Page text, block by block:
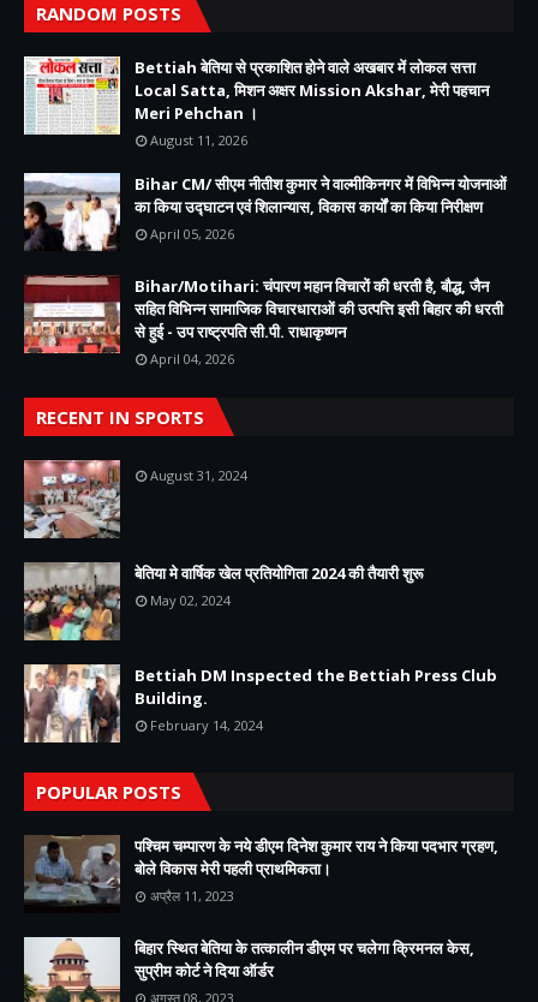
RANDOM POSTS
Bettiah बेतिया से प्रकाशित होने वाले अखबार में लोकल सत्ता
Local Satta, मिशन अक्षर Mission Akshar, मेरी पहचान
Meri Pehchan ।
August 11, 2026
Bihar CM/ सीएम नीतीश कुमार ने वाल्मीकिनगर में विभिन्न योजनाओं
का किया उद्घाटन एवं शिलान्यास, विकास कार्यों का किया निरीक्षण
April 05, 2026
Bihar/Motihari: चंपारण महान विचारों की धरती है, बौद्ध, जैन
सहित विभिन्न सामाजिक विचारधाराओं की उत्पत्ति इसी बिहार की धरती
से हुई - उप राष्ट्रपति सी.पी. राधाकृष्णन
April 04, 2026
RECENT IN SPORTS
August 31, 2024
बेतिया मे वार्षिक खेल प्रतियोगिता 2024 की तैयारी शुरू
May 02, 2024
Bettiah DM Inspected the Bettiah Press Club
Building.
February 14, 2024
POPULAR POSTS
पश्चिम चम्पारण के नये डीएम दिनेश कुमार राय ने किया पदभार ग्रहण,
बोले विकास मेरी पहली प्राथमिकता।
अप्रैल 11, 2023
बिहार स्थित बेतिया के तत्कालीन डीएम पर चलेगा क्रिमनल केस,
सुप्रीम कोर्ट ने दिया ऑर्डर
अगस्त 08, 2023